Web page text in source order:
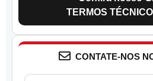
TERMOS
CONTATE-NOS